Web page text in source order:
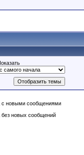
с новыми сообщениями
новых сообщений